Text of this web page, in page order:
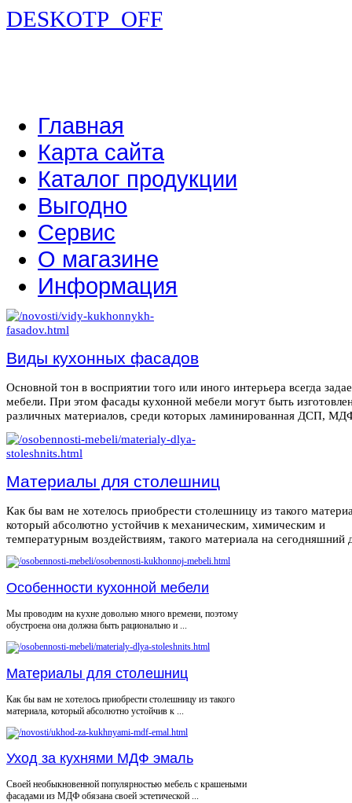
DESKOTP_OFF
Главная
Карта сайта
Каталог продукции
Выгодно
Сервис
О магазине
Информация
Виды кухонных фасадов
Основной тон в восприятии того или иного интерьера всегда
мебели. При этом фасады кухонной мебели могут быть
различных материалов, среди которых ламинированная ДСП,
Материалы для столешниц
Как бы вам не хотелось приобрести столешницу из такого
который абсолютно устойчив к механическим, химическим и
температурным воздействиям, такого материала на сегодняшний
Особенности кухонной мебели
Мы проводим на кухне довольно много времени, поэтому
обустроена она должна быть рационально и ...
Материалы для столешниц
Как бы вам не хотелось приобрести столешницу из такого
материала, который абсолютно устойчив к ...
Уход за кухнями МДФ эмаль
Своей необыкновенной популярностью мебель с крашеными
фасадами из МДФ обязана своей эстетической ...